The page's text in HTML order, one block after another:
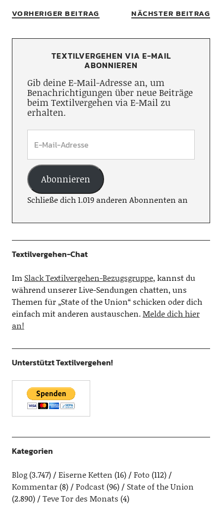
VORHERIGER BEITRAG NÄCHSTER BEITRAG
TEXTILVERGEHEN VIA E-MAIL
ABONNIEREN
Gib deine E-Mail-Adresse an, um
Benachrichtigungen über neue Beiträge
beim Textilvergehen via E-Mail zu
erhalten.
Abonnieren
Schließe dich 1.019 anderen Abonnenten an
Textilvergehen-Chat
Im Slack Textilvergehen-Bezugsgruppe, kannst du
während unserer Live-Sendungen chatten, uns
Themen für „State of the Union“ schicken oder dich
einfach mit anderen austauschen.Melde dich hier
an!
Unterstützt Textilvergehen!
Kategorien
Blog(3.747) Eiserne Ketten (16) Foto (112)
Kommentar(8) Podcast(96)
State of the Union
(2.890)
Teve Tor des Monats (4)